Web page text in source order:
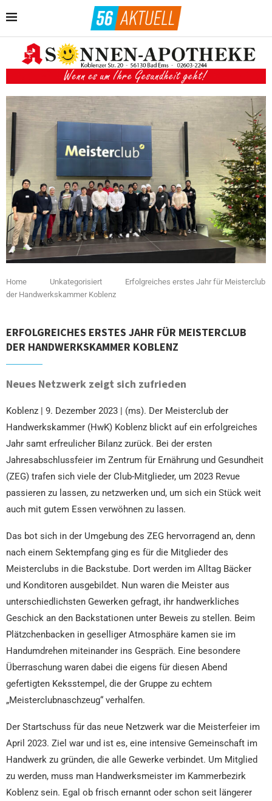
Home Unkategorisiert
Erfolgreiches erstes Jahr für Meisterclub
der Handwerkskammer Koblenz
ERFOLGREICHES ERSTES JAHR FÜR MEISTERCLUB
DER HANDWERKSKAMMER KOBLENZ
Neues Netzwerk zeigt sich zufrieden
Koblenz | 9. Dezember 2023 | (ms). Der Meisterclub der
Handwerkskammer (HwK) Koblenz blickt auf ein erfolgreiches
Jahr samt erfreulicher Bilanz zurück. Bei der ersten
Jahresabschlussfeier im Zentrum für Ernährung und Gesundheit
(ZEG) trafen sich viele der Club-Mitglieder, um 2023 Revue
passieren zu lassen, zu netzwerken und, um sich ein Stück weit
auch mit gutem Essen verwöhnen zu lassen.
Das bot sich in der Umgebung des ZEG hervorragend an, denn
nach einem Sektempfang ging es für die Mitglieder des
Meisterclubs in die Backstube. Dort werden im Alltag Bäcker
und Konditoren ausgebildet. Nun waren die Meister aus
unterschiedlichsten Gewerken gefragt, ihr handwerkliches
Geschick an den Backstationen unter Beweis zu stellen. Beim
Plätzchenbacken in geselliger Atmosphäre kamen sie im
Handumdrehen miteinander ins Gespräch. Eine besondere
Überraschung waren dabei die eigens für diesen Abend
gefertigten Keksstempel, die der Gruppe zu echtem
„Meisterclubnaschzeug“ verhalfen.
Der Startschuss für das neue Netzwerk war die Meisterfeier im
April 2023. Ziel war und ist es, eine intensive Gemeinschaft im
Handwerk zu gründen, die alle Gewerke verbindet. Um Mitglied
zu werden, muss man Handwerksmeister im Kammerbezirk
Koblenz sein. Egal ob frisch ernannt oder schon seit längerer